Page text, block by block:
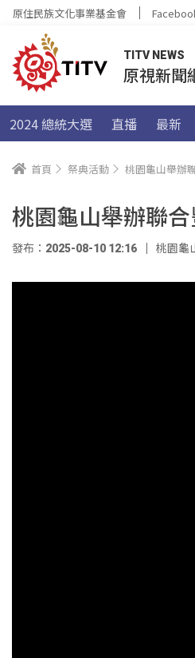
原住民族文化事業基金會
TITV NEWS
原視新聞
2024 總統大選 直播 最新
首頁 祭典活動 桃園龜山舉辦
桃園龜山舉辦聯
發布：2025-08-10 12:16 桃園龜